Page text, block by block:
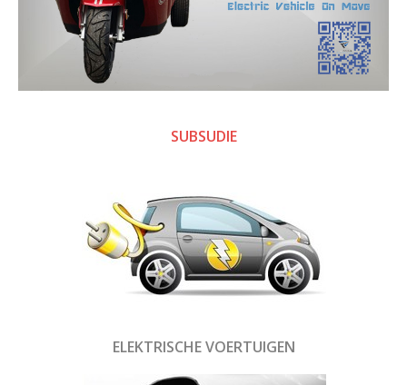
SUBSUDIE
ELEKTRISCHE VOERTUIGEN